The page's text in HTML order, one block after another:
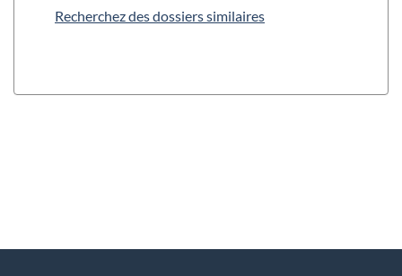
Recherchez des dossiers similaires
D